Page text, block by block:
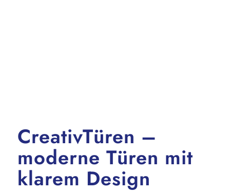
CreativTüren –
moderne Türen mit
klarem Design